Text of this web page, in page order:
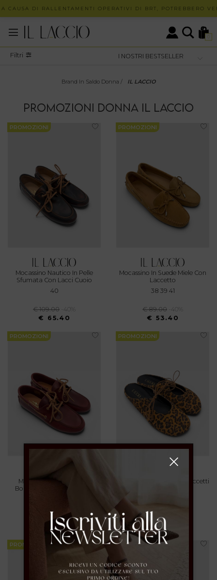
CAUSA DI RALLENTAMENTI OPERATIVI DI BRT, POTREBBERO
0
Filtri
Brand In Saldo Donna / IL LACCIO
PROMOZIONI DONNA IL LACCIO
PROMOZIONI
Mocassino Nautico In Pelle
Sfumata Con Lacci Cuoio
40
€ 109.00
-40%
€ 65.40
PROMOZIONI
Mocassino In Suede Miele Con
Laccetto
38 39 41
€ 89.00
-40%
€ 53.40
PROMOZIONI
Mocassino Barca In Pelle
Bordeaux Con Lacci Cuoio
€ 99.00 -40%
€ 59.40
PROMOZIONI
€ 110.00
€ 66.00
PROMOZIONI PROMOZIONI